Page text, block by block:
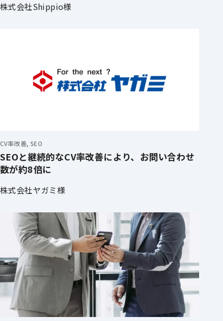
株式会社Shippio様
CV率改善, SEO
SEOと継続的なCV率改善により、お問い合わせ
数が約8倍に
株式会社ヤガミ様